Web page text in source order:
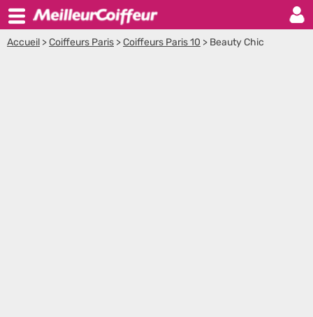
Accueil >Coiffeurs Paris >Coiffeurs Paris 10 > Beauty Chic